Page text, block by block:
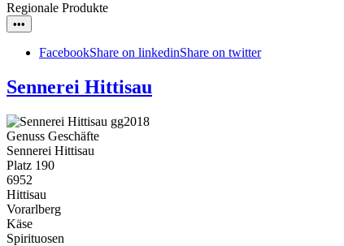
Regionale Produkte
•••
FacebookShare on linkedinShare on twitter
Sennerei Hittisau
Genuss Geschäfte
Sennerei Hittisau
Platz 190
6952
Hittisau
Vorarlberg
Käse
Spirituosen